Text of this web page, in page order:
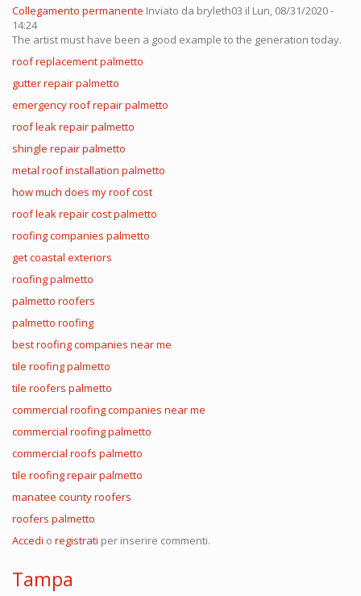
Collegamento permanente Inviato da bryleth03 il Lun, 08/31/2020 -
14:24
The artist must have been a good example to the generation today.
roof replacement palmetto
gutter repair palmetto
emergency roof repair palmetto
roof leak repair palmetto
shingle repair palmetto
metal roof installation palmetto
how much does my roof cost
roof leak repair cost palmetto
roofing companies palmetto
get coastal exteriors
roofing palmetto
palmetto roofers
palmetto roofing
best roofing companies near me
tile roofing palmetto
tile roofers palmetto
commercial roofing companies near me
commercial roofing palmetto
commercial roofs palmetto
tile roofing repair palmetto
manatee county roofers
roofers palmetto
Accedi o registrati per inserire commenti.
Tampa